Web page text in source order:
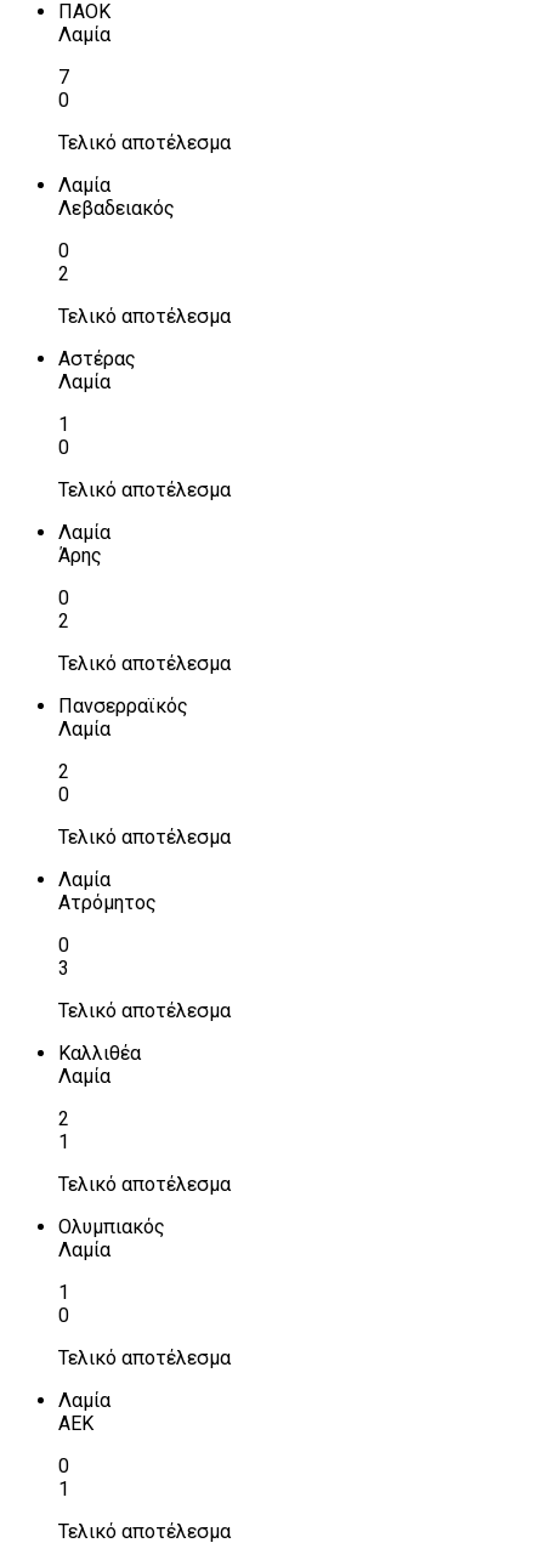
ΠΑΟΚ
Λαμία
7
0
Τελικό αποτέλεσμα
Λαμία
Λεβαδειακός
0
2
Τελικό αποτέλεσμα
Αστέρας
Λαμία
1
0
Τελικό αποτέλεσμα
Λαμία
Άρης
0
2
Τελικό αποτέλεσμα
Πανσερραϊκός
Λαμία
2
0
Τελικό αποτέλεσμα
Λαμία
Ατρόμητος
0
3
Τελικό αποτέλεσμα
Καλλιθέα
Λαμία
2
1
Τελικό αποτέλεσμα
Ολυμπιακός
Λαμία
1
0
Τελικό αποτέλεσμα
Λαμία
ΑΕΚ
0
1
Τελικό αποτέλεσμα